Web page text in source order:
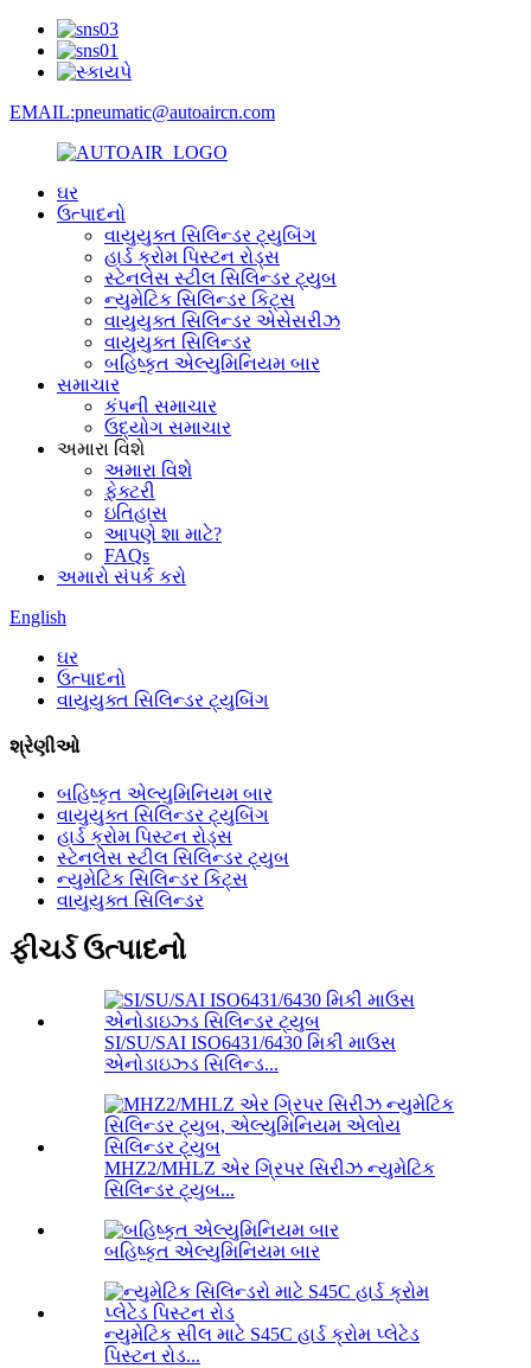
EMAIL:pneumatic@autoaircn.com
ઘર
ઉત્પાદનો
વાયુયુક્ત સિલિન્ડર ટ્યુબિંગ
હાર્ડ ક્રોમ પિસ્ટન રોડ્સ
સ્ટેનલેસ સ્ટીલ સિલિન્ડર ટ્યુબ
ન્યુમેટિક સિલિન્ડર કિટ્સ
વાયુયુક્ત સિલિન્ડર એસેસરીઝ
વાયુયુક્ત સિલિન્ડર
બહિષ્કૃત એલ્યુમિનિયમ બાર
સમાચાર
કંપની સમાચાર
ઉદ્યોગ સમાચાર
અમારા વિશે
અમારા વિશે
ફેક્ટરી
ઇતિહાસ
આપણે શા માટે?
FAQs
અમારો સંપર્ક કરો
English
ઘર
ઉત્પાદનો
વાયુયુક્ત સિલિન્ડર ટ્યુબિંગ
શ્રેણીઓ
બહિષ્કૃત એલ્યુમિનિયમ બાર
વાયુયુક્ત સિલિન્ડર ટ્યુબિંગ
હાર્ડ ક્રોમ પિસ્ટન રોડ્સ
સ્ટેનલેસ સ્ટીલ સિલિન્ડર ટ્યુબ
ન્યુમેટિક સિલિન્ડર કિટ્સ
વાયુયુક્ત સિલિન્ડર
ફીચર્ડ ઉત્પાદનો
SI/SU/SAI ISO6431/6430 મિકી માઉસ
એનોડાઇઝ્ડ સિલિન્ડ...
MHZ2/MHLZ એર ગ્રિપર સિરીઝ ન્યુમેટિક
સિલિન્ડર ટ્યુબ...
બહિષ્કૃત એલ્યુમિનિયમ બાર
ન્યુમેટિક સીલ માટે S45C હાર્ડ ક્રોમ પ્લેટેડ
પિસ્ટન રોડ...